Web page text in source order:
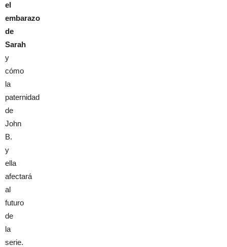
el
embarazo
de
Sarah
y
cómo
la
paternidad
de
John
B.
y
ella
afectará
al
futuro
de
la
serie.